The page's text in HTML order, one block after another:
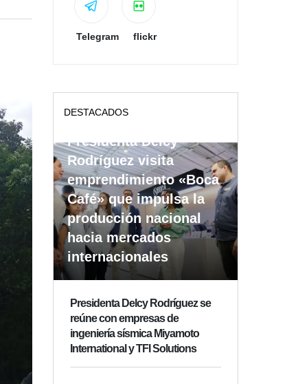
Telegram flickr
DESTACADOS
Presidenta Delcy
Rodríguez visita
emprendimiento «Boca
Café» que impulsa la
producción nacional
hacia mercados
internacionales
Presidenta Delcy Rodríguez se
reúne con empresas de
ingeniería sísmica Miyamoto
International y TFI Solutions